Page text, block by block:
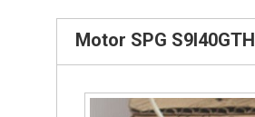
Motor SPG S9I40GTH